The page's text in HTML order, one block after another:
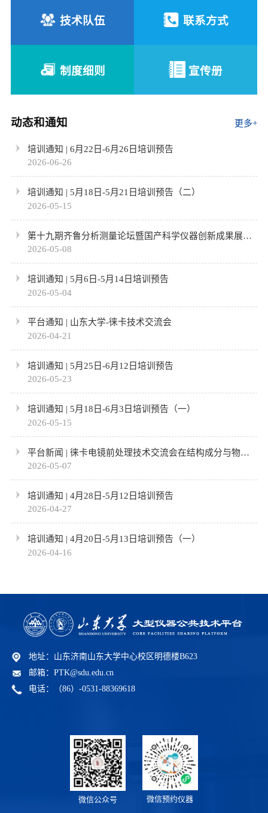
技术队伍 联系方式
制度细则 宣传册
动态和通知 更多+
培训通知 | 6月22日-6月26日培训预告
2026-06-26
培训通知 | 5月18日-5月21日培训预告（二）
2026-05-15
第十九期齐鲁分析测量论坛暨国产科学仪器创新成果展
（第一轮通知）
2026-05-08
培训通知 | 5月6日-5月14日培训预告
2026-05-04
平台通知 | 山东大学-徕卡技术交流会
2026-04-21
培训通知 | 5月25日-6月12日培训预告
2026-05-23
培训通知 | 5月18日-6月3日培训预告（一）
2026-05-15
平台新闻 | 徕卡电镜前处理技术交流会在结构成分与物性
测量平台顺...
2026-05-07
培训通知 | 4月28日-5月12日培训预告
2026-04-27
培训通知 | 4月20日-5月13日培训预告（一）
2026-04-16
地址：山东济南山东大学中心校区明德楼B623
邮箱：PTK@sdu.edu.cn
电话：（86）-0531-88369618
微信公众号 微信预约仪器